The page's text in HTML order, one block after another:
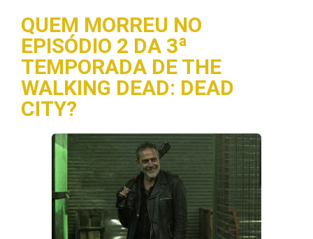
QUEM MORREU NO
EPISÓDIO 2 DA 3ª
TEMPORADA DE THE
WALKING DEAD: DEAD
CITY?